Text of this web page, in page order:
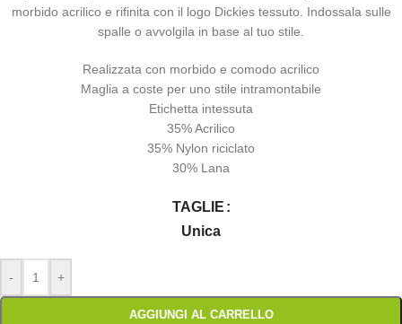
morbido acrilico e rifinita con il logo Dickies tessuto. Indossala sulle
spalle o avvolgila in base al tuo stile.
Realizzata con morbido e comodo acrilico
Maglia a coste per uno stile intramontabile
Etichetta intessuta
35% Acrilico
35% Nylon riciclato
30% Lana
TAGLIE
Unica
- +
AGGIUNGI AL CARRELLO